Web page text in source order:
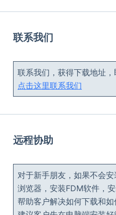
联系我们
联系我们，获得下载地址，
点击这里联系我们
远程协助
对于新手朋友，如果不会
浏览器，安装FDM软件，
帮助客户解决如何下载和